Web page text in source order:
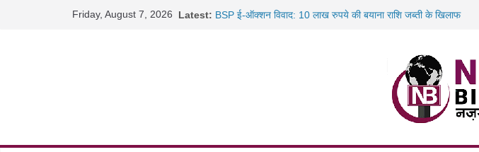
Friday, August 7, 2026 Latest: BSP ई-ऑक्शन विवाद: 10 लाख रुपये की बयाना राशि जब्ती के खिलाफ
छत्तीसगढ़ में 1460 गोधाम होंगे स्थापित, हर विकासखंड के 10 उत्कृष्ट गोठानों
साइबर ठगी पर दुर्ग पुलिस का बड़ा एक्शन: 13 म्यूल बैंक खाताधारक गिरफ्तार